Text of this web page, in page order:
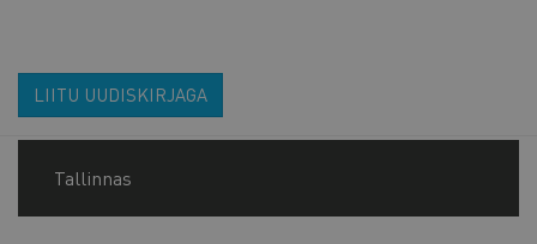
LIITU UUDISKIRJAGA
Tallinnas